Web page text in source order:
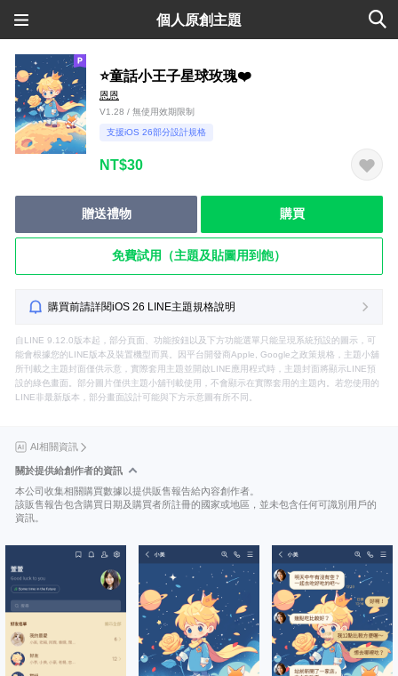
個人原創主題
⭐️童話小王子星球玫瑰❤️
恩恩
V1.28 / 無使用效期限制
支援iOS 26部分設計規格
NT$30
贈送禮物 購買
免費試用（主題及貼圖用到飽）
購買前請詳閱iOS 26 LINE主題規格說明
自LINE 9.12.0版本起，部分頁面、功能按鈕以及下方功能選單只能呈現系統預設的圖示，可
能會根據您的LINE版本及裝置機型而異。因平台開發商Apple, Google之政策規格，主題小舖
所刊載之主題封面僅供示意，實際套用主題並開啟LINE應用程式時，主題封面將顯示LINE預
設的綠色畫面。部分圖片僅供主題小舖刊載使用，不會顯示在實際套用的主題內。若您使用的
LINE非最新版本，部分畫面設計可能與下方示意圖有所不同。
AI相關資訊
關於提供給創作者的資訊
本公司收集相關購買數據以提供販售報告給內容創作者。
該販售報告包含購買日期及購買者所註冊的國家或地區，並未包含任何可識別用戶的
資訊。